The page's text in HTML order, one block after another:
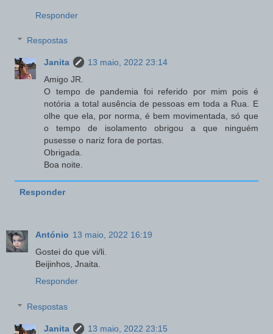
Responder
Respostas
Janita
13 maio, 2022 23:14
Amigo JR.
O tempo de pandemia foi referido por mim pois é
notória a total ausência de pessoas em toda a Rua. E
olhe que ela, por norma, é bem movimentada, só que
o tempo de isolamento obrigou a que ninguém
pusesse o nariz fora de portas.
Obrigada.
Boa noite.
Responder
António 13 maio, 2022 16:19
Gostei do que vi/li.
Beijinhos, Jnaita.
Responder
Respostas
Janita
13 maio, 2022 23:15